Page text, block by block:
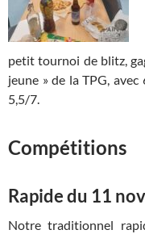
petit tournoi de blitz,
jeune » de la TPG,
5,5/7.
Compétitions
Rapide du 11
Notre traditionnel